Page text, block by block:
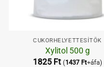
CUKORHELYETTESÍTŐK
Xylitol 500 g
1825 Ft (1437 Ft+áfa)